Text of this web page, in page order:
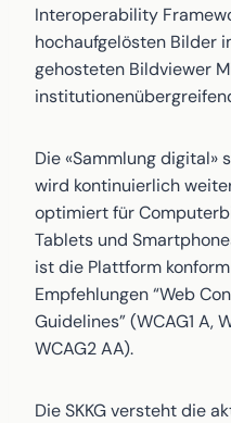
Interoperability
hochaufgelösten Bilder
gehosteten Bildviewer
Die «Sammlung digital»
wird kontinuierlich
optimiert für
Tablets und
ist die Plattform
Empfehlungen “Web
Guidelines” (WCAG1 A,
WCAG2 AA).
Die SKKG versteht die